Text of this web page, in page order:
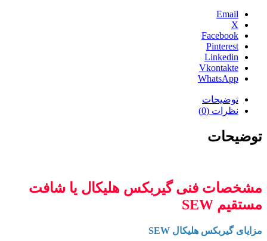
Email
X
Facebook
Pinterest
Linkedin
Vkontakte
WhatsApp
توضیحات
نظرات (0)
توضیحات
مشخصات فنی گیربکس هلیکال یا شافت
مستقیم SEW
مزایای گیربکس هلیکال SEW